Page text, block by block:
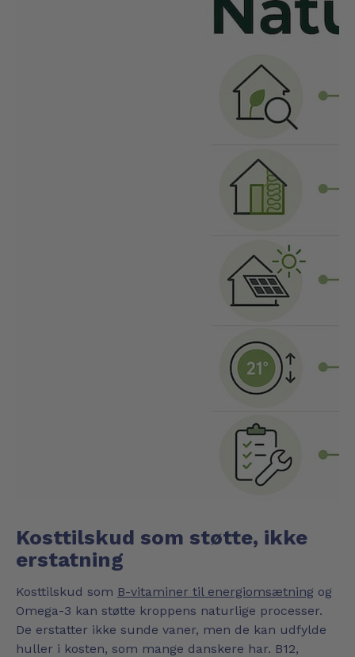
Kosttilskud som støtte, ikke
erstatning
Kosttilskud som B-vitaminer til energiomsætning og
Omega-3 kan støtte kroppens naturlige processer.
De erstatter ikke sunde vaner, men de kan udfylde
huller i kosten, som mange danskere har. B12,